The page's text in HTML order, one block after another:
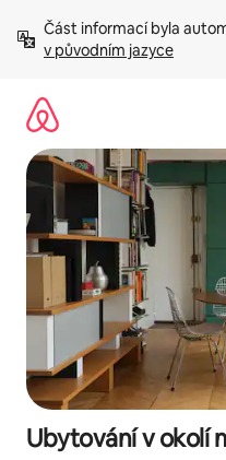
obsah
Část informací byla
v původním jazyce
Ubytování v okolí